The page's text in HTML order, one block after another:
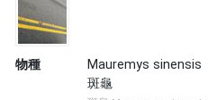
物種
Mauremys sinensis
斑龜